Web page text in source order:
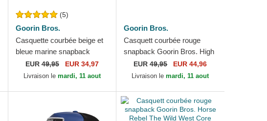
(5)
Goorin Bros.
Casquette courbée beige et
bleue marine snapback
cheval Rogue Thread Rebel
Rugged Comfort The...
EUR49,95 EUR 34,97
Livraison le mardi, 11 aout
Goorin Bros.
Casquett courbée rouge
snapback Goorin Bros. High
Way Up Horse Play The
Farm Red Hat The Farm...
EUR49,95 EUR 44,96
Livraison lemardi, 11 aout